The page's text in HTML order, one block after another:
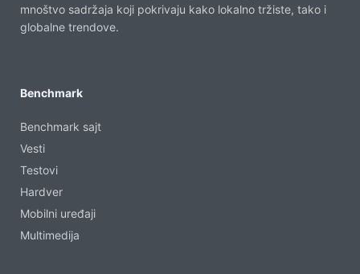
mnoštvo sadržaja koji pokrivaju kako lokalno tržiste, tako i
globalne trendove.
Benchmark
Benchmark sajt
Vesti
Testovi
Hardver
Mobilni uređaji
Multimedija